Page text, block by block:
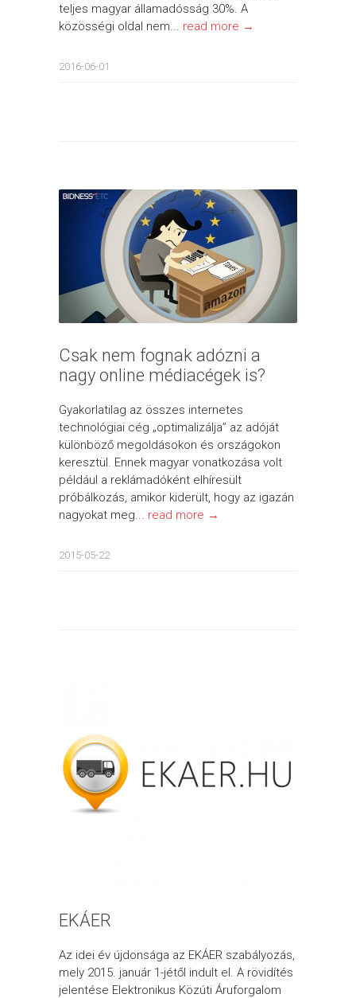
teljes magyar államadósság 30%. A
közösségi oldal nem... read more →
2016-06-01
Csak nem fognak adózni a
nagy online médiacégek is?
Gyakorlatilag az összes internetes
technológiai cég „optimalizálja” az adóját
különböző megoldásokon és országokon
keresztül. Ennek magyar vonatkozása volt
például a reklámadóként elhíresült
próbálkozás, amikor kiderült, hogy az igazán
nagyokat meg... read more →
2015-05-22
EKÁER
Az idei év újdonsága az EKÁER szabályozás,
mely 2015. január 1-jétől indult el. A rövidítés
jelentése Elektronikus Közúti Áruforgalom